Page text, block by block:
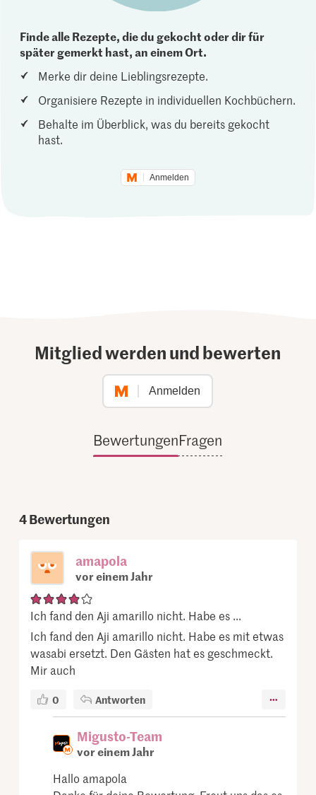
Finde alle Rezepte, die du gekocht oder dir für
später gemerkt hast, an einem Ort.
Merke dir deine Lieblingsrezepte.
Organisiere Rezepte in individuellen Kochbüchern.
Behalte im Überblick, was du bereits gekocht
hast.
Anmelden
Mitglied werden und bewerten
Anmelden
BewertungenFragen
4Bewertungen
amapola
vor einem Jahr
Ich fand den Aji amarillo nicht. Habe es ...
Ich fand den Aji amarillo nicht. Habe es mit etwas
wasabi ersetzt. Den Gästen hat es geschmeckt.
Mir auch
0 Antworten
Migusto-Team
vor einem Jahr
Hallo amapola